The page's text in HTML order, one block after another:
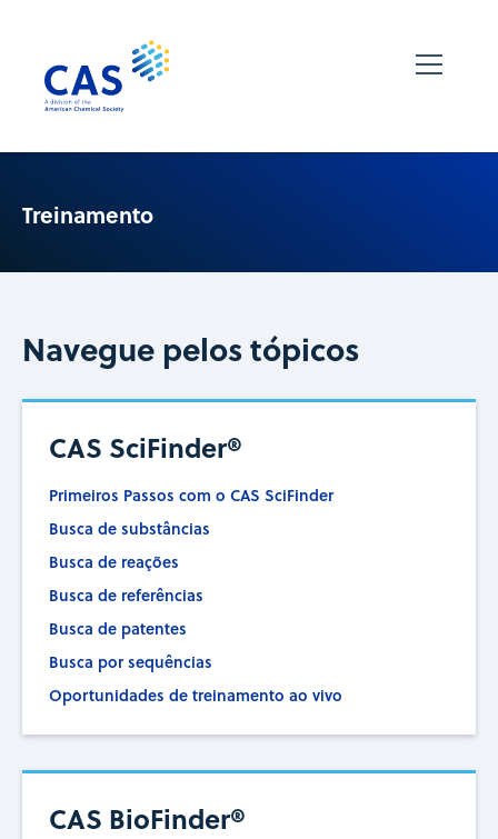
Treinamento
Navegue pelos tópicos
CAS SciFinder®
Primeiros Passos com o CAS SciFinder
Busca de substâncias
Busca de reações
Busca de referências
Busca de patentes
Busca por sequências
Oportunidades de treinamento ao vivo
CAS BioFinder®